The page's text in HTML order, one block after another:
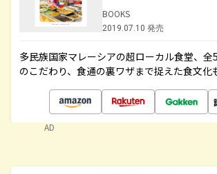
BOOKS
2019.07.10 発売
多民族国家マレーシアの超ローカル食堂、
のこだわり、食通の裏ワザまで捉えた食文化
AD